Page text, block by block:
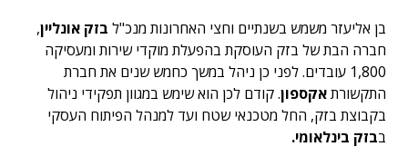
בן אליעזר משמש בשנתיים וחצי האחרונות מנכ"ל בזק אונליין,
חברה הבת של בזק העוסקת בהפעלת מוקדי שירות ומעסיקה
1,800 עובדים. לפני כן ניהל במשך כחמש שנים את חברת
התקשורתאקספון. קודם לכן הוא שימש במגוון תפקידי ניהול
בקבוצת בזק, החל מטכנאי שטח ועד למנהל הפיתוח העסקי
בבזק בינלאומי.